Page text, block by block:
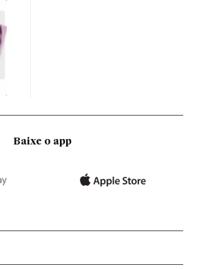
Baixe o app